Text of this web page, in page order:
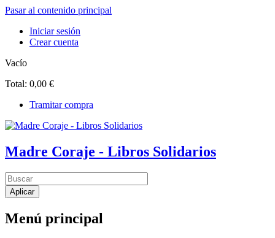
Pasar al contenido principal
Iniciar sesión
Crear cuenta
Vacío
Total: 0,00 €
Tramitar compra
Madre Coraje - Libros Solidarios
Menú principal